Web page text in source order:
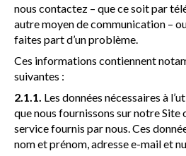
nous contactez – que ce soit par
autre moyen de communication –
faites part d’un problème.
Ces informations contiennent
suivantes :
2.1.1. Les données nécessaires à
que nous fournissons sur notre Site
service fournis par nous. Ces
nom et prénom, adresse e-mail et